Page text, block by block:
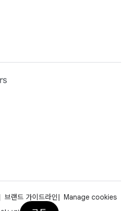
브랜드 가이드라인
Manage cookies